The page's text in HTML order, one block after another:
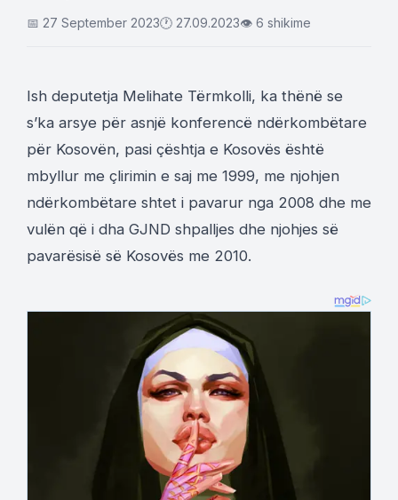
📅 27 September 2023🕐 27.09.2023👁 6 shikime
Ish deputetja Melihate Tërmkolli, ka thënë se
s’ka arsye për asnjë konferencë ndërkombëtare
për Kosovën, pasi çështja e Kosovës është
mbyllur me çlirimin e saj me 1999, me njohjen
ndërkombëtare shtet i pavarur nga 2008 dhe me
vulën që i dha GJND shpalljes dhe njohjes së
pavarësisë së Kosovës me 2010.